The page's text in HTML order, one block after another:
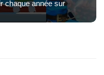
chaque année sur